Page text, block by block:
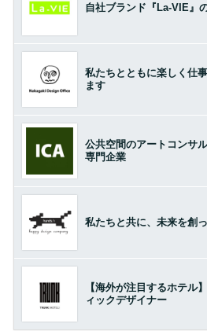
自社ブランド『La-VIE』
私たちとともに楽しく仕
ます
公共空間のアートコンサ
専門企業
私たちと共に、未来を創
【海外が注目するホテル
ィックデザイナー